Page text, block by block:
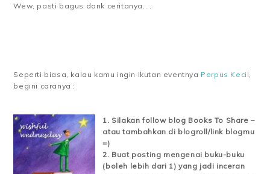
Wew, pasti bagus donk ceritanya....
Seperti biasa, kalau kamu ingin ikutan eventnya Perpus Kecil,
begini caranya :
1. Silakan follow blog Books To Share –
atau tambahkan di blogroll/link blogmu
=)
2. Buat posting mengenai buku-buku
(boleh lebih dari 1) yang jadi inceran